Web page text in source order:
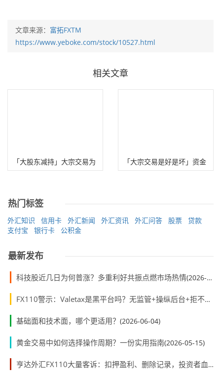
文章来源： 富拓FXTM
https://www.yeboke.com/stock/10527.html
相关文章
「大股东减持」大宗交易为
「大宗交易是好是坏」资金
热门标签
外汇知识 信用卡 外汇新闻 外汇资讯 外汇问答 股票
贷款
支付宝
银行卡 公积金
最新发布
科技股近几日为何普涨？多重利好共振点燃市场热情(2026-07-01)
FX110警示：Valetax是黑平台吗？无监管+操纵后台+拒不出金
基础面和技术面，哪个更适用？ (2026-06-04)
黄金交易中如何选择操作周期？一份实用指南(2026-05-15)
亨达外汇FX110大量客诉：扣押盈利、删除记录，投资者血本无归